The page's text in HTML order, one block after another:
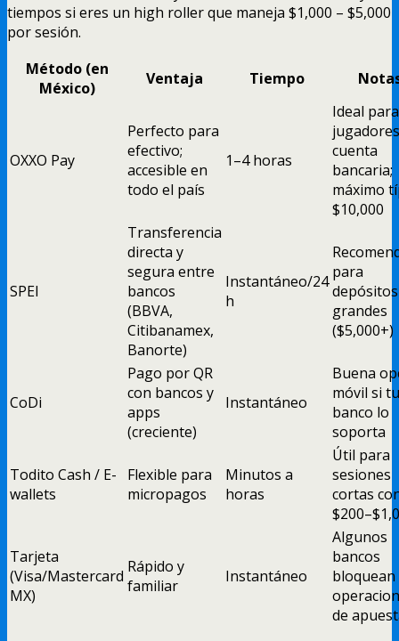
tiempos si eres un high roller que maneja $1,000 – $5,000
por sesión.
Método (en
México)
Ventaja Tiempo
OXXO Pay
Perfecto para
efectivo;
accesible en
todo el país
1–4 horas
Ideal para
cuenta
bancaria;
máximo
$10,000
SPEI
Transferencia
directa y
segura entre
bancos
(BBVA,
Citibanamex,
Banorte)
Instantáneo/24
h
para
depósitos
grandes
($5,000+)
CoDi
Pago por QR
con bancos y
apps
(creciente)
Instantáneo
Buena
móvil si tu
banco lo
soporta
Todito Cash / E-
wallets
Flexible para
micropagos
Minutos a
horas
Útil para
sesiones
cortas
Tarjeta
(Visa/Mastercard
MX)
Rápido y
familiar
Instantáneo
Algunos
bancos
bloquean
de